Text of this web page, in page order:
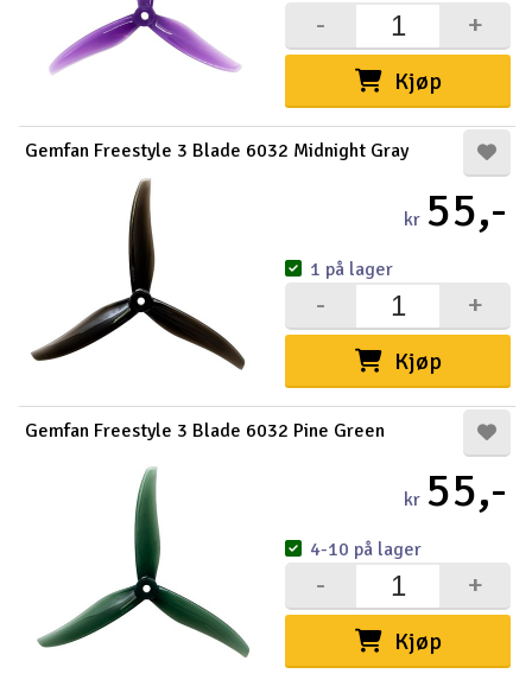
Kjøp
+
-
Gemfan Freestyle 3 Blade 6032 Midnight Gray
kr 55,-
Kjøp
+
-
1 på lager
Gemfan Freestyle 3 Blade 6032 Pine Green
kr 55,-
Kjøp
+
-
4-10 på lager